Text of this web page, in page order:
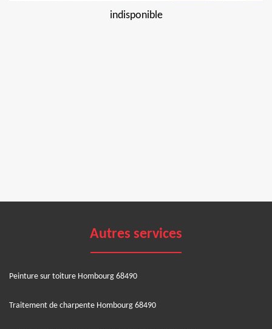
indisponible
Autres services
Peinture sur toiture Hombourg 68490
Traitement de charpente Hombourg 68490